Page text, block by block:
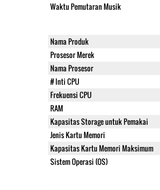
Waktu Pemutaran Musik
Nama Produk
Prosesor Merek
Nama Prosesor
# Inti CPU
Frekuensi CPU
RAM
Kapasitas Storage untuk Pemakai
Jenis Kartu Memori
Kapasitas Kartu Memori Maksimum
Sistem Operasi (OS)